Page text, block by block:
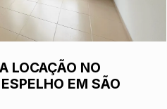
LOCAÇÃO NO
EM SÃO